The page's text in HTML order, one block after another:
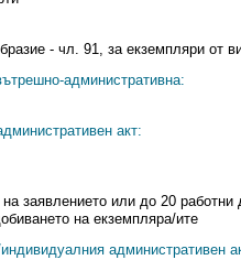
- чл. 91, за екземпляри от
административна:
акт:
заявлението или до 20
на екземпляра/ите
административен